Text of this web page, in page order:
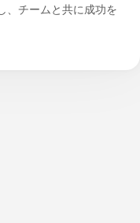
、チームと共に成功を